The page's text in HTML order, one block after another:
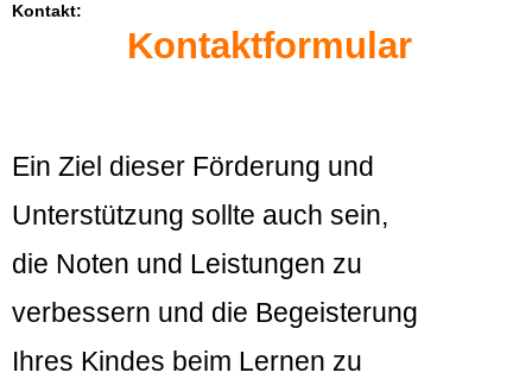
Kontakt:
Kontaktformular
Ein Ziel dieser Förderung und
Unterstützung sollte auch sein,
die Noten und Leistungen zu
verbessern und die Begeisterung
Ihres Kindes beim Lernen zu